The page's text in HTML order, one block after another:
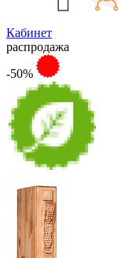
Кабинет
распродажа
-50%